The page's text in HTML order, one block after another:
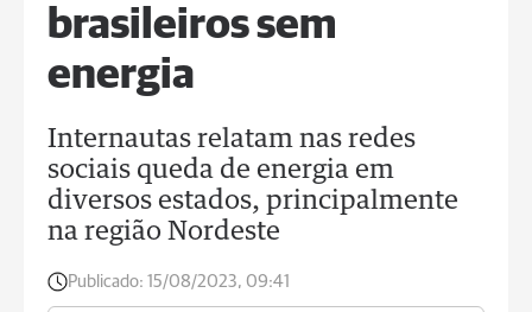
brasileiros sem
energia
Internautas relatam nas redes
sociais queda de energia em
diversos estados, principalmente
na região Nordeste
Publicado: 15/08/2023, 09:41